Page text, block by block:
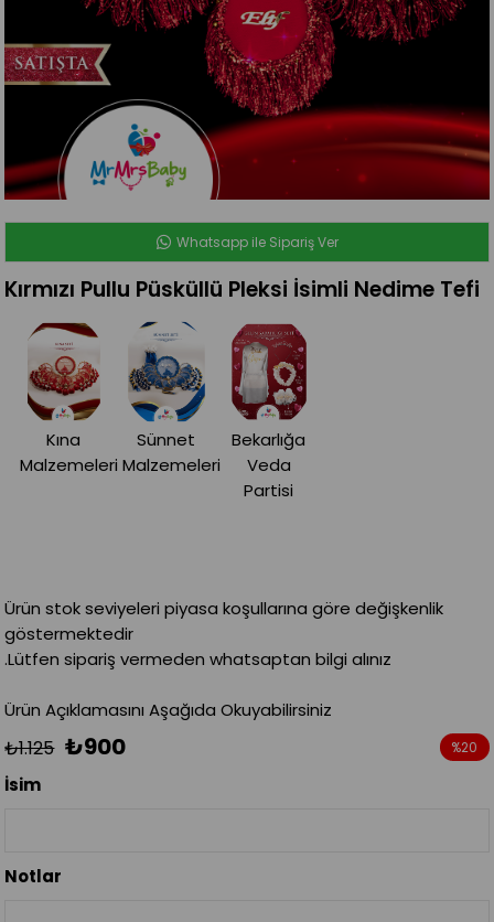
Whatsapp ile Sipariş Ver
Kırmızı Pullu Püsküllü Pleksi İsimli Nedime Tefi
Kına
Malzemeleri
Sünnet
Malzemeleri
Bekarlığa
Veda
Partisi
Ürün stok seviyeleri piyasa koşullarına göre değişkenlik
göstermektedir
.Lütfen sipariş vermeden whatsaptan bilgi alınız
Ürün Açıklamasını Aşağıda Okuyabilirsiniz
₺1.125 ₺900 %20
İsim
Notlar